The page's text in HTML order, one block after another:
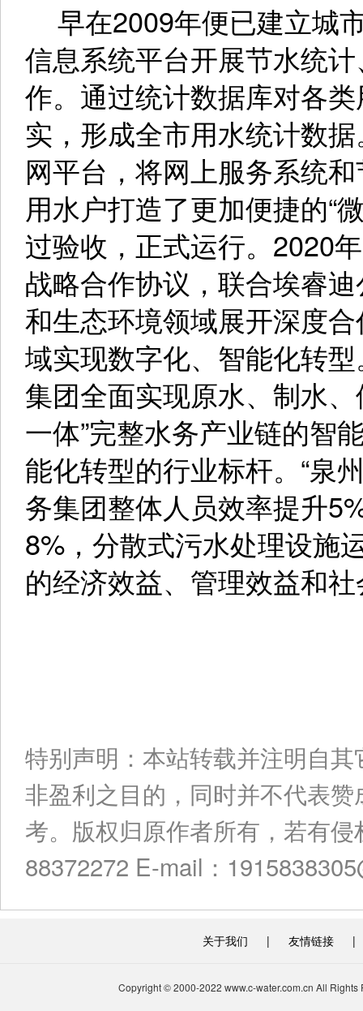
早在2009年便已建立城
信息系统平台开展节水统
作。通过统计数据库对各
实，形成全市用水统计数
网平台，将网上服务系统
用水户打造了更加便捷的“
过验收，正式运行。2020
战略合作协议，联合埃睿
和生态环境领域展开深度
域实现数字化、智能化转
集团全面实现原水、制水
一体”完整水务产业链的智
能化转型的行业标杆。“泉
务集团整体人员效率提升
8%，分散式污水处理设施
的经济效益、管理效益和
特别声明：本站转载并注明自
非盈利之目的，同时并不代表
考。版权归原作者所有，若有
88372272 E-mail：
关于我们 | 友情链接 |
Copyright © 2000-2022 www.c-water.com.cn All